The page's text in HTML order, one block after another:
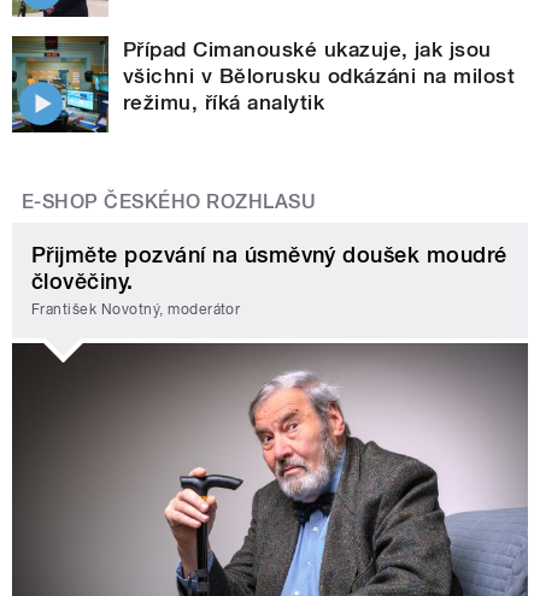
Případ Cimanouské ukazuje, jak jsou
všichni v Bělorusku odkázáni na milost
režimu, říká analytik
E-SHOP ČESKÉHO ROZHLASU
Přijměte pozvání na úsměvný doušek moudré
člověčiny.
František Novotný, moderátor